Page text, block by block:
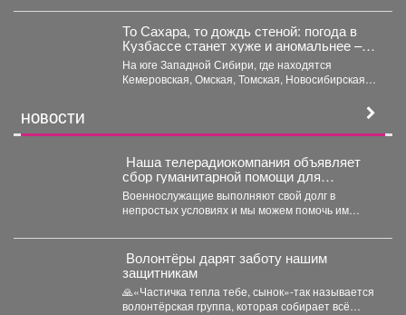
То Сахара, то дождь стеной: погода в
Кузбассе станет хуже и аномальнее –
причина
На юге Западной Сибири, где находятся
Кемеровская, Омская, Томская, Новосибирская
НОВОСТИ
Наша телерадиокомпания объявляет
сбор гуманитарной помощи для
бойцов СВО
Военнослужащие выполняют свой долг в
непростых условиях и мы можем помочь им
️ Волонтёры дарят заботу нашим
защитникам
🙏«Частичка тепла тебе, сынок»-так называется
волонтёрская группа, которая собирает всё